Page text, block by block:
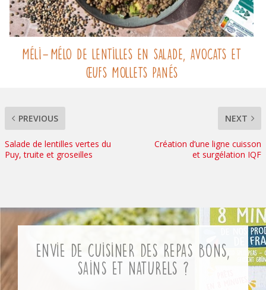
Méli-Mélo de lentilles en salade, avocats et
œufs mollets panés
PREVIOUS
Salade de lentilles vertes du
Puy, truite et groseilles
NEXT
Création d’une ligne cuisson
et surgélation IQF
Envie de cuisiner des repas bons,
sains et naturels ?